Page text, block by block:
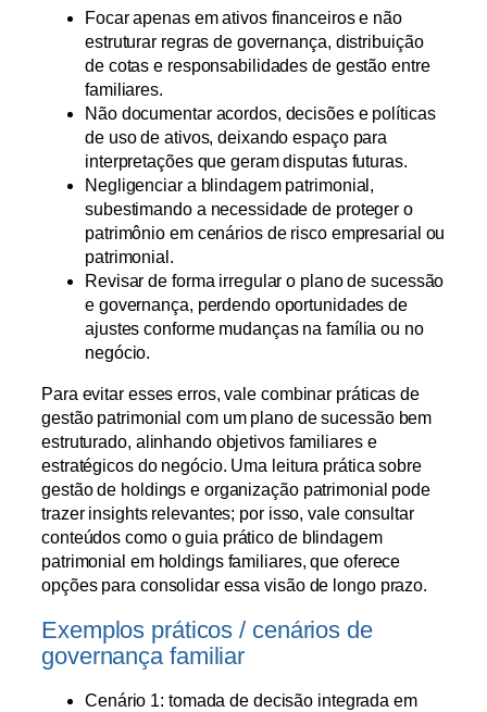
Focar apenas em ativos financeiros e não
estruturar regras de governança, distribuição
de cotas e responsabilidades de gestão entre
familiares.
Não documentar acordos, decisões e políticas
de uso de ativos, deixando espaço para
interpretações que geram disputas futuras.
Negligenciar a blindagem patrimonial,
subestimando a necessidade de proteger o
patrimônio em cenários de risco empresarial ou
patrimonial.
Revisar de forma irregular o plano de sucessão
e governança, perdendo oportunidades de
ajustes conforme mudanças na família ou no
negócio.
Para evitar esses erros, vale combinar práticas de
gestão patrimonial com um plano de sucessão bem
estruturado, alinhando objetivos familiares e
estratégicos do negócio. Uma leitura prática sobre
gestão de holdings e organização patrimonial pode
trazer insights relevantes; por isso, vale consultar
conteúdos como o guia prático de blindagem
patrimonial em holdings familiares, que oferece
opções para consolidar essa visão de longo prazo.
Exemplos práticos / cenários de
governança familiar
Cenário 1: tomada de decisão integrada em